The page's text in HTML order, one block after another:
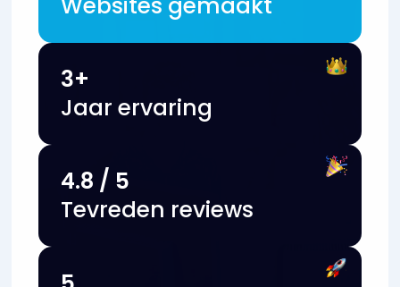
3+
Jaar ervaring
4.8 / 5
Tevreden reviews